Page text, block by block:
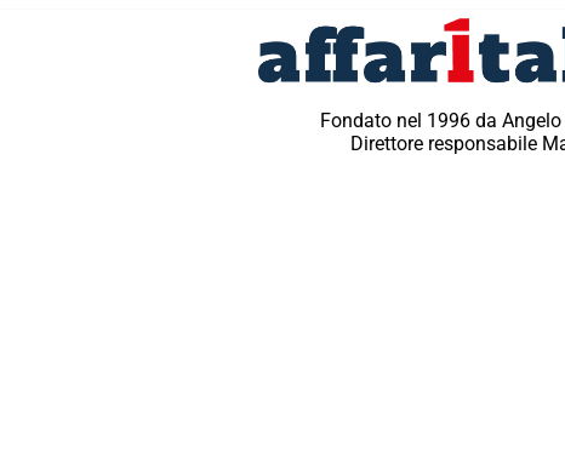
Fondato nel 1996 da
Direttore responsabile